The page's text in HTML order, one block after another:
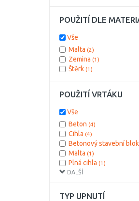
POUŽITÍ DLE
Vše
Malta (2)
Zemina (1)
Štěrk (1)
POUŽITÍ VRTÁKU
DALŠÍ
Vše
Beton (4)
Cihla (4)
Betonový stavební blok
Malta (1)
Plná cihla (1)
Vápencové a
TYP UPNUTÍ